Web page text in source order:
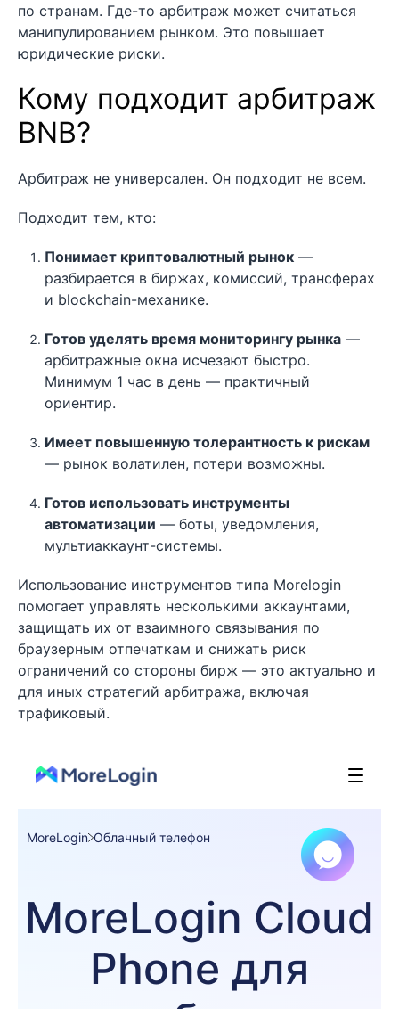
по странам. Где-то арбитраж может считаться
манипулированием рынком. Это повышает
юридические риски.
Кому подходит арбитраж
BNB?
Арбитраж не универсален. Он подходит не всем.
Подходит тем, кто:
Понимает криптовалютный рынок —
разбирается в биржах, комиссий, трансферах
и blockchain-механике.
Готов уделять время мониторингу рынка —
арбитражные окна исчезают быстро.
Минимум 1 час в день — практичный
ориентир.
Имеет повышенную толерантность к рискам
— рынок волатилен, потери возможны.
Готов использовать инструменты
автоматизации — боты, уведомления,
мультиаккаунт-системы.
Использование инструментов типа Morelogin
помогает управлять несколькими аккаунтами,
защищать их от взаимного связывания по
браузерным отпечаткам и снижать риск
ограничений со стороны бирж — это актуально и
для иных стратегий арбитража, включая
трафиковый.